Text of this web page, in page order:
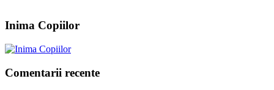
Inima Copiilor
Comentarii recente